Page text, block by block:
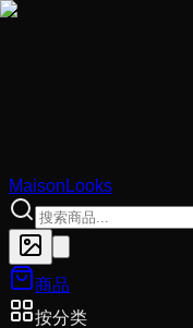
MaisonLooks
商品
按分类